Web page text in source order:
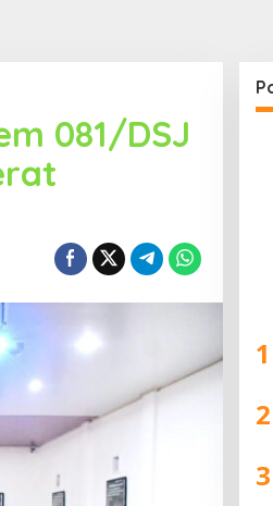
081/DSJ
1
2
3